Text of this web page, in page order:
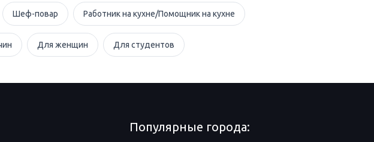
Шеф-повар Работник на кухне/Помощник на кухне
Для женщин Для студентов
Популярные города: